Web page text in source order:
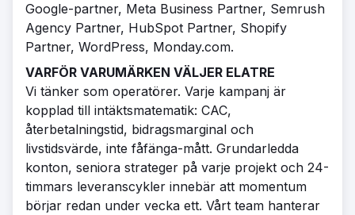
Google-partner, Meta Business Partner, Semrush
Agency Partner, HubSpot Partner, Shopify
Partner, WordPress, Monday.com.
VARFÖR VARUMÄRKEN VÄLJER ELATRE
Vi tänker som operatörer. Varje kampanj är
kopplad till intäktsmatematik: CAC,
återbetalningstid, bidragsmarginal och
livstidsvärde, inte fåfänga-mått. Grundarledda
konton, seniora strateger på varje projekt och 24-
timmars leveranscykler innebär att momentum
börjar redan under vecka ett. Vårt team hanterar